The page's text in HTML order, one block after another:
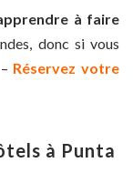
à faire
donc si vous
Réservez votre
à Punta